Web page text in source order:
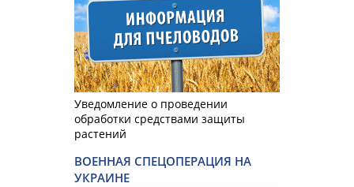
Уведомление о проведении
обработки средствами защиты
растений
ВОЕННАЯ СПЕЦОПЕРАЦИЯ НА
УКРАИНЕ